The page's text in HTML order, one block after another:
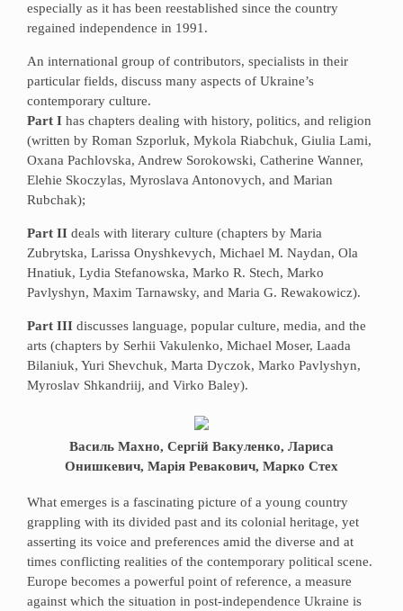
especially as it has been reestablished since the country
regained independence in 1991.
An international group of contributors, specialists in their
particular fields, discuss many aspects of Ukraine’s
contemporary culture.
Part I has chapters dealing with history, politics, and religion
(written by Roman Szporluk, Mykola Riabchuk, Giulia Lami,
Oxana Pachlovska, Andrew Sorokowski, Catherine Wanner,
Elehie Skoczylas, Myroslava Antonovych, and Marian
Rubchak);
Part II deals with literary culture (chapters by Maria
Zubrytska, Larissa Onyshkevych, Michael M. Naydan, Ola
Hnatiuk, Lydia Stefanowska, Marko R. Stech, Marko
Pavlyshyn, Maxim Tarnawsky, and Maria G. Rewakowicz).
Part III discusses language, popular culture, media, and the
arts (chapters by Serhii Vakulenko, Michael Moser, Laada
Bilaniuk, Yuri Shevchuk, Marta Dyczok, Marko Pavlyshyn,
Myroslav Shkandriij, and Virko Baley).
Василь Махно, Сергій Вакуленко, Лариса
Онишкевич, Марія Ревакович, Марко Стех
What emerges is a fascinating picture of a young country
grappling with its divided past and its colonial heritage, yet
asserting its voice and preferences amid the diverse and at
times conflicting realities of the contemporary political scene.
Europe becomes a powerful point of reference, a measure
against which the situation in post-independence Ukraine is